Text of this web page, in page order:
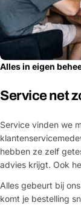
Alles in eigen
Service net
Service vinden we
hebben ze zelf
advies krijgt. Ook
Alles gebeurt bij
komt je bestelling